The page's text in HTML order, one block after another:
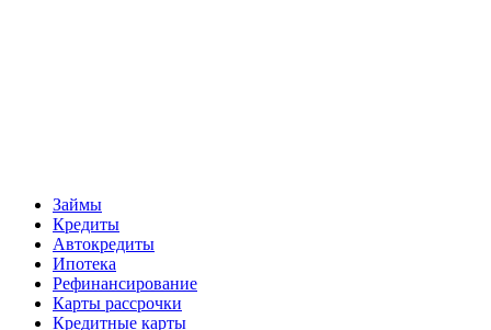
Займы
Кредиты
Автокредиты
Ипотека
Рефинансирование
Карты рассрочки
Кредитные карты